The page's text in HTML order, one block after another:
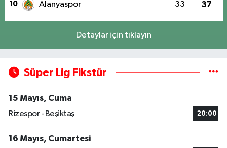
10 Alanyaspor 33 37
Detaylar için tıklayın
Süper Lig Fikstür
15 Mayıs, Cuma
Rizespor - Beşiktaş
20:00
16 Mayıs, Cumartesi